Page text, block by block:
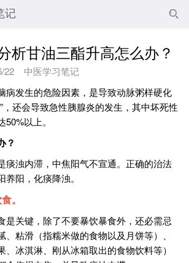
记 
析甘油三酯升高怎么办？
22
中医学习笔记
病发生的危险因素，是导致动脉粥样硬化
，还会导致急性胰腺炎的发生，其中坏死性
以上。
？
痰浊内滞，中焦阳气不宣通。正确的治法
阳，化痰降浊。
。
是关键，除了不要暴饮暴食外，还必需忌
、粘滑（指糯米做的食物以及月饼等）、
、冰淇淋、刚从冰箱取出的食物饮料等）